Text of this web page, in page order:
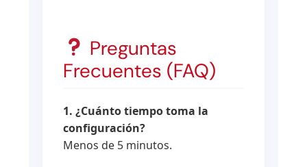
Preguntas
Frecuentes (FAQ)
1. ¿Cuánto tiempo toma la
configuración?
Menos de 5 minutos.